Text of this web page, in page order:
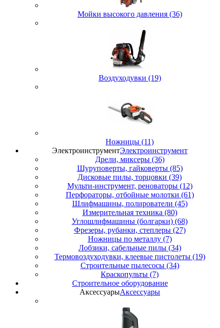
Мойки высокого давления (36)
Воздуходувки (19)
Ножницы (11)
ЭлектроинструментЭлектроинструмент
Дрели, миксеры (36)
Шуруповерты, гайковерты (85)
Дисковые пилы, торцовки (39)
Мульти-инструмент, реноваторы (12)
Перфораторы, отбойные молотки (61)
Шлифмашины, полирователи (45)
Измерительная техника (80)
Углошлифмашины (болгарки) (68)
Фрезеры, рубанки, степлеры (27)
Ножницы по металлу (7)
Лобзики, сабельные пилы (34)
Термовоздуходувки, клеевые пистолеты (19)
Строительные пылесосы (34)
Краскопульты (7)
Строительное оборудование
АксессуарыАксессуары